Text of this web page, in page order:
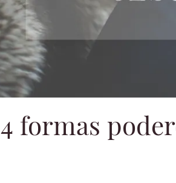
4 formas